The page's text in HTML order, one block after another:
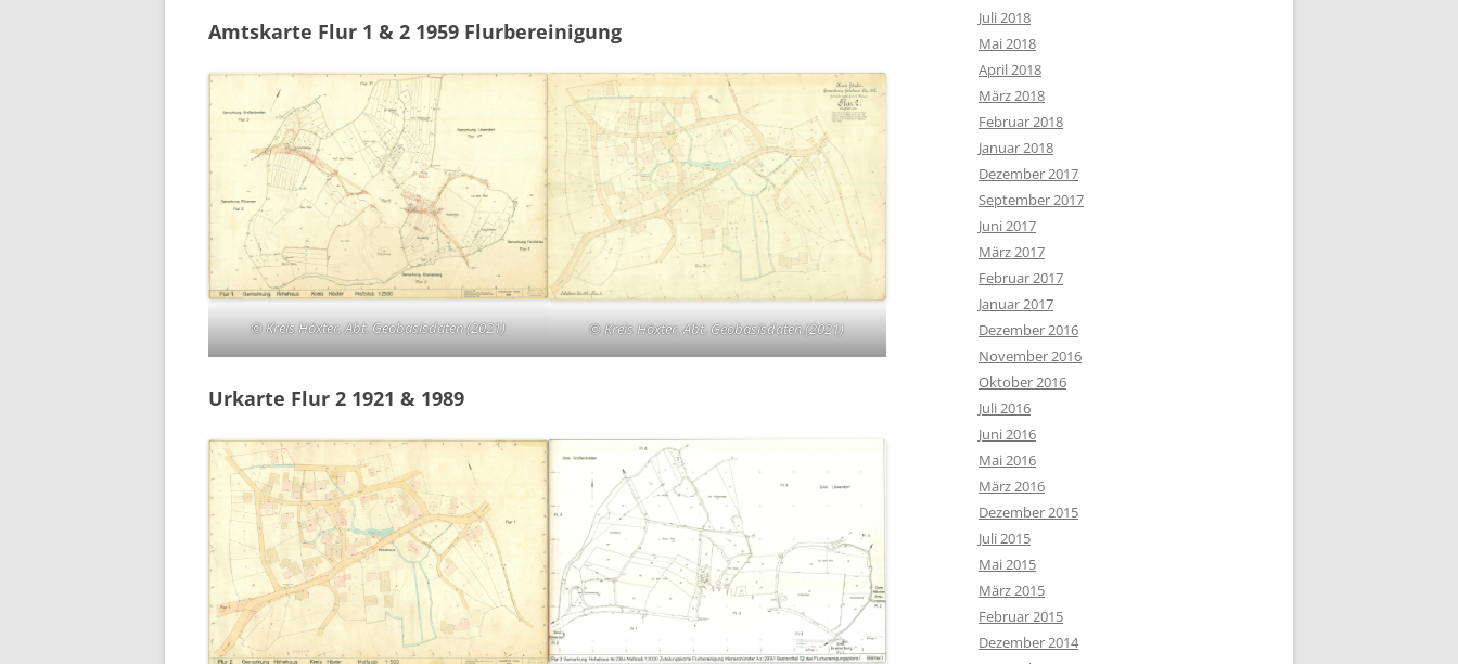
Amtskarte Flur 1 & 2 1959 Flurbereinigung
© Kreis Höxter, Abt. Geobasisdaten (2021) © Kreis Höxter, Abt. Geobasisdaten (2021)
Urkarte Flur 2 1921 & 1989
Juli 2018
Mai 2018
April 2018
März 2018
Februar 2018
Januar 2018
Dezember 2017
September 2017
Juni 2017
März 2017
Februar 2017
Januar 2017
Dezember 2016
November 2016
Oktober 2016
Juli 2016
Juni 2016
Mai 2016
März 2016
Dezember 2015
Juli 2015
Mai 2015
März 2015
Februar 2015
Dezember 2014